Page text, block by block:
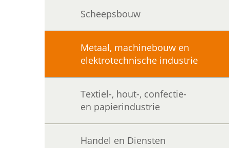
Scheepsbouw
Metaal, machinebouw en
elektrotechnische industrie
Textiel-, hout-, confectie-
en papierindustrie
Handel en Diensten